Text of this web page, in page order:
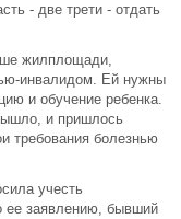
- две трети - отдать
жилплощади,
инвалидом. Ей нужны
и обучение ребенка.
и пришлось
требования болезнью
учесть
ее заявлению, бывший